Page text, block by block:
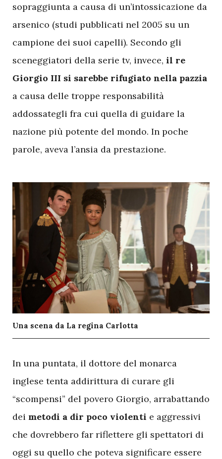
sopraggiunta a causa di un’intossicazione da
arsenico (studi pubblicati nel 2005 su un
campione dei suoi capelli). Secondo gli
sceneggiatori della serie tv, invece, il re
Giorgio III si sarebbe rifugiato nella pazzia
a causa delle troppe responsabilità
addossategli fra cui quella di guidare la
nazione più potente del mondo. In poche
parole, aveva l’ansia da prestazione.
Una scena da La regina Carlotta
In una puntata, il dottore del monarca
inglese tenta addirittura di curare gli
“scompensi” del povero Giorgio, arrabattando
dei metodi a dir poco violenti e aggressivi
che dovrebbero far riflettere gli spettatori di
oggi su quello che poteva significare essere